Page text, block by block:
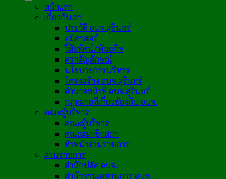
หน้าแรก
เกี่ยวกับเรา
ประวัติ อบจ.สุรินทร์
ภูมิศาสตร์
วิสัยทัศน์/พันธกิจ
ตราสัญลักษณ์
นโยบายการบริหาร
โครงสร้าง อบจ.สุรินทร์
อำนาจหน้าที่ อบจ.สุรินทร์
กฎหมายที่เกี่ยวข้องกับ อบจ.
คณะผู้บริหาร
คณะผู้บริหาร
คณะสมาชิกสภา
หัวหน้าส่วนราชการ
ส่วนราชการ
สำนักปลัด อบจ.
สำนักงานเลขานุการ อบจ.